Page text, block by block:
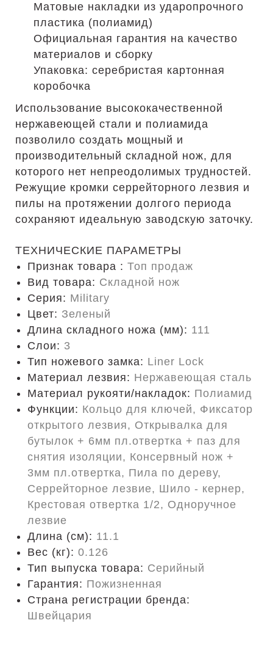
Матовые накладки из ударопрочного
пластика (полиамид)
Официальная гарантия на качество
материалов и сборку
Упаковка: серебристая картонная
коробочка
Использование высококачественной
нержавеющей стали и полиамида
позволило создать мощный и
производительный складной нож, для
которого нет непреодолимых трудностей.
Режущие кромки серрейторного лезвия и
пилы на протяжении долгого периода
сохраняют идеальную заводскую заточку.
ТЕХНИЧЕСКИЕ ПАРАМЕТРЫ
Признак товара : Топ продаж
Вид товара: Складной нож
Серия: Military
Цвет: Зеленый
Длина складного ножа (мм): 111
Слои: 3
Тип ножевого замка: Liner Lock
Материал лезвия: Нержавеющая сталь
Материал рукояти/накладок: Полиамид
Функции: Кольцо для ключей, Фиксатор
открытого лезвия, Открывалка для
бутылок + 6мм пл.отвертка + паз для
снятия изоляции, Консервный нож +
3мм пл.отвертка, Пила по дереву,
Серрейторное лезвие, Шило - кернер,
Крестовая отвертка 1/2, Одноручное
лезвие
Длина (cм): 11.1
Вес (кг): 0.126
Тип выпуска товара: Серийный
Гарантия: Пожизненная
Страна регистрации бренда:
Швейцария